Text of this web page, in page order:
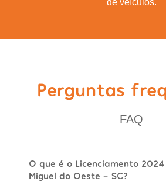
de veículos.
Perguntas
FAQ
O que é o Licenciamento
Miguel do Oeste - SC?